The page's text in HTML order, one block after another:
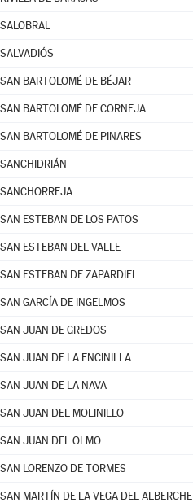
SALOBRAL
SALVADIÓS
SAN BARTOLOMÉ DE BÉJAR
SAN BARTOLOMÉ DE CORNEJA
SAN BARTOLOMÉ DE PINARES
SANCHIDRIÁN
SANCHORREJA
SAN ESTEBAN DE LOS PATOS
SAN ESTEBAN DEL VALLE
SAN ESTEBAN DE ZAPARDIEL
SAN GARCÍA DE INGELMOS
SAN JUAN DE GREDOS
SAN JUAN DE LA ENCINILLA
SAN JUAN DE LA NAVA
SAN JUAN DEL MOLINILLO
SAN JUAN DEL OLMO
SAN LORENZO DE TORMES
SAN MARTÍN DE LA VEGA DEL ALBERCHE